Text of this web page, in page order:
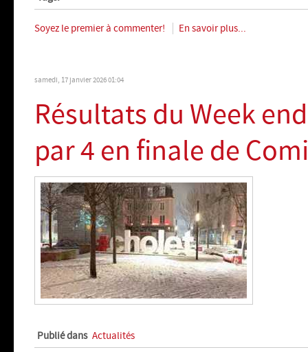
Soyez le premier à commenter! En savoir plus...
samedi, 17 janvier 2026 01:04
Résultats du Week
par 4 en finale de
Publié dans Actualités